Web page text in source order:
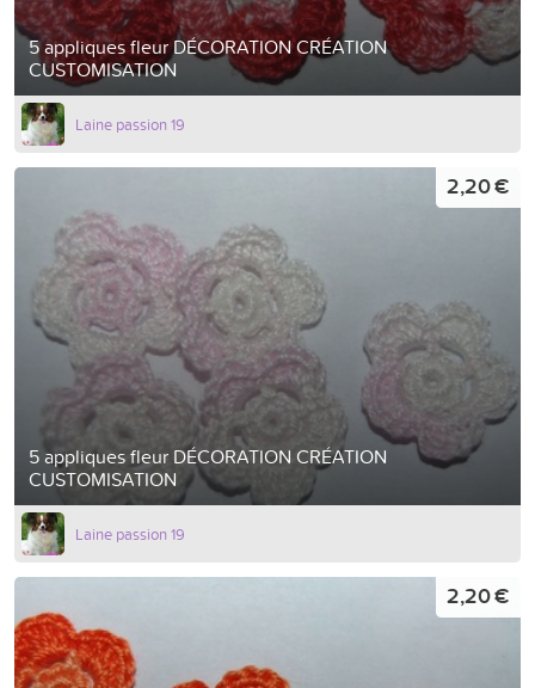
5 appliques fleur DÉCORATION CRÉATION
CUSTOMISATION
Laine passion 19
5 appliques fleur DÉCORATION CRÉATION
CUSTOMISATION
2,20 €
Laine passion 19
2,20 €